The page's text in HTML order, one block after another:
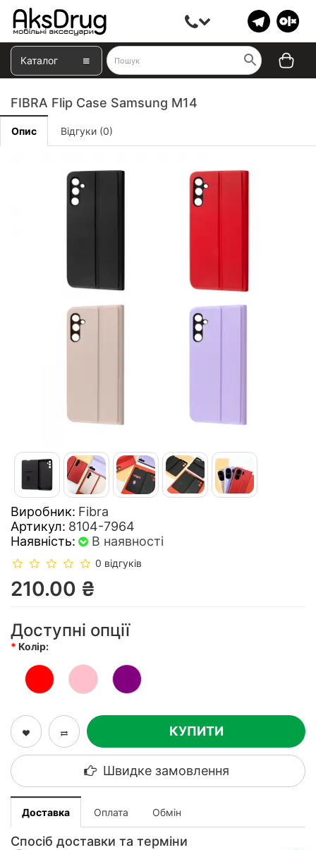
Каталог
FIBRA Flip Case Samsung M14
Опис Відгуки (0)
Виробник: Fibra
Артикул: 8104-7964
Наявність:
В наявності
0 відгуків
210.00 ₴
Доступні опції
Колір:
КУПИТИ
Швидке замовлення
Доставка Оплата Обмін
Спосіб доставки та терміни